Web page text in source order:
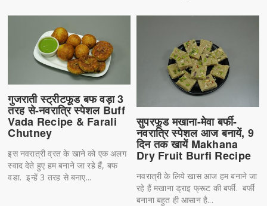
गुजराती स्ट्रीटफूड बफ वड़ा 3
तरह से-नवरात्रि स्पेशल Buff
Vada Recipe & Farali
Chutney
इस नवरात्री व्रत के खाने को एक अलग
स्वाद देते हुए हम बनाने जा रहे हैं, बफ
वडा. इन्हें 3 तरह से बनाए...
सुपरफूड मखाना-मेवा बर्फी-
नवरात्रि स्पेशल आज बनायें, 9
दिन तक खायें Makhana
Dry Fruit Burfi Recipe
नवरात्री के लिये खास आज हम बनाने जा
रहे हैं मखाना ड्राइ फ्रूट की बर्फी. बर्फी
बनाना बहुत ही आसान है...